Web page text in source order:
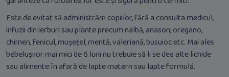
Este de evitat să administrăm copiilor, fără a consulta medicul,
infuzii din ierburi sau plante precum nalbă, anason, oregano,
chimen, fenicul, mușețel, mentă, valeriană, busuioc etc. Mai ales
bebelușilor mai mici de 6 luni nu trebuie să li se dea alte lichide
sau alimente în afară de lapte matern sau lapte formulă.